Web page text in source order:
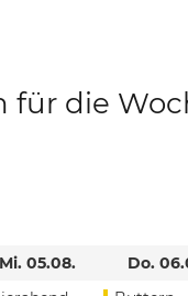
die
Mi. 05.08.
Do.